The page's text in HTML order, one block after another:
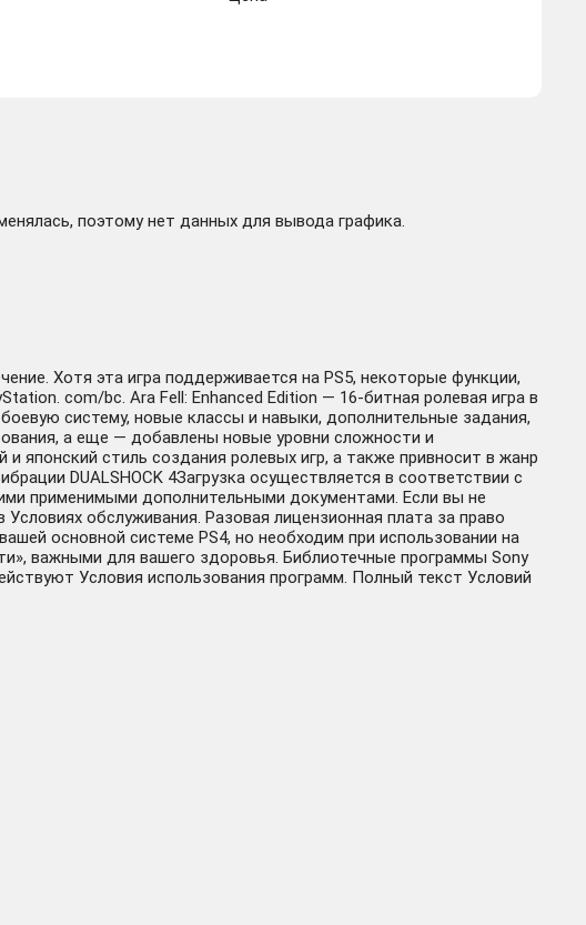
поэтому нет данных для вывода графика.
Хотя эта игра поддерживается на PS5, некоторые функции,
com/bc. Ara Fell: Enhanced Edition — 16-битная ролевая игра в
систему, новые классы и навыки, дополнительные задания,
а еще — добавлены новые уровни сложности и
японский стиль создания ролевых игр, а также привносит в жанр
DUALSHOCK 4Загрузка осуществляется в соответствии с
применимыми дополнительными документами. Если вы не
обслуживания. Разовая лицензионная плата за право
основной системе PS4, но необходим при использовании на
важными для вашего здоровья. Библиотечные программы Sony
Условия использования программ. Полный текст Условий